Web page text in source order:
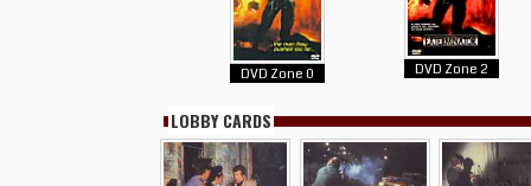
DVD Zone 0 DVD Zone 2
LOBBY CARDS